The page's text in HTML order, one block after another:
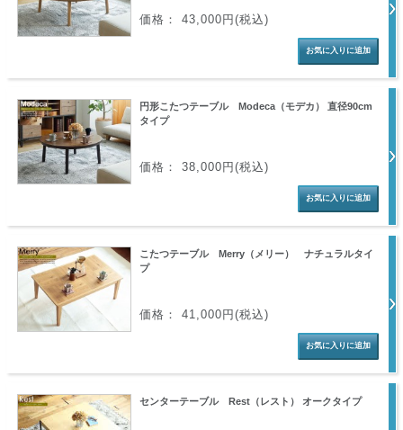
価格： 43,000円(税込)
円形こたつテーブル Modeca（モデカ） 直径90cm
タイプ
価格： 38,000円(税込)
こたつテーブル Merry（メリー） ナチュラルタイ
プ
価格： 41,000円(税込)
センターテーブル Rest（レスト） オークタイプ